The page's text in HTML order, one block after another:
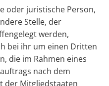
oder juristische Person,
Stelle, der
werden,
bei ihr um einen Dritten
die im Rahmen eines
nach dem
der Mitgliedstaaten